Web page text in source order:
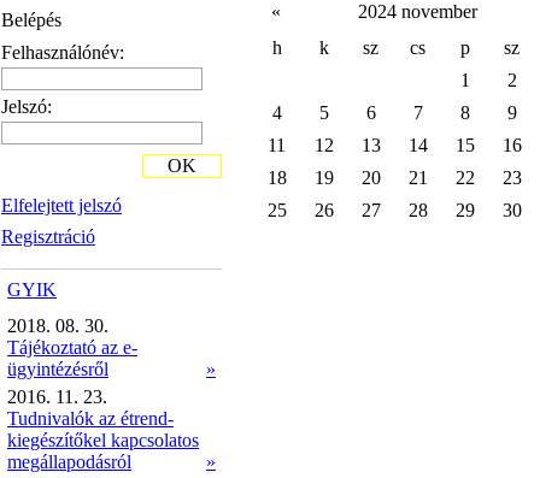
Belépés
Felhasználónév:
Jelszó:
Elfelejtett jelszó
Regisztráció
OK
GYIK
2018. 08. 30.
Tájékoztató az e-
ügyintézésről
»
2016. 11. 23.
Tudnivalók az étrend-
kiegészítőkel kapcsolatos
megállapodásról
»
«
2024 november
h
k sz cs p
sz
1
2
4
5 6 7 8
9
11
12 13 14 15
16
18
19 20 21 22
23
25
26 27 28 29 30